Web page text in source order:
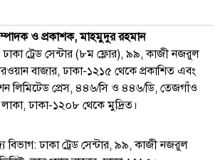
ও প্রকাশক, মাহমুদুর রহমান
ট্রেড সেন্টার (৮ম ফ্লোর), ৯৯, কাজী নজরুল
বাজার, ঢাকা-১২১৫ থেকে প্রকাশিত এবং
লিমিটেড প্রেস, ৪৪৬/সি ও ৪৪৬/ডি, তেজগাঁও
ঢাকা-১২০৮ থেকে মুদ্রিত।
বিভাগ: ঢাকা ট্রেড সেন্টার, ৯৯, কাজী নজরুল